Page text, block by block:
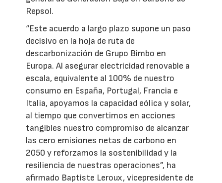
Repsol.
“Este acuerdo a largo plazo supone un paso
decisivo en la hoja de ruta de
descarbonización de Grupo Bimbo en
Europa. Al asegurar electricidad renovable a
escala, equivalente al 100% de nuestro
consumo en España, Portugal, Francia e
Italia, apoyamos la capacidad eólica y solar,
al tiempo que convertimos en acciones
tangibles nuestro compromiso de alcanzar
las cero emisiones netas de carbono en
2050 y reforzamos la sostenibilidad y la
resiliencia de nuestras operaciones”, ha
afirmado Baptiste Leroux, vicepresidente de